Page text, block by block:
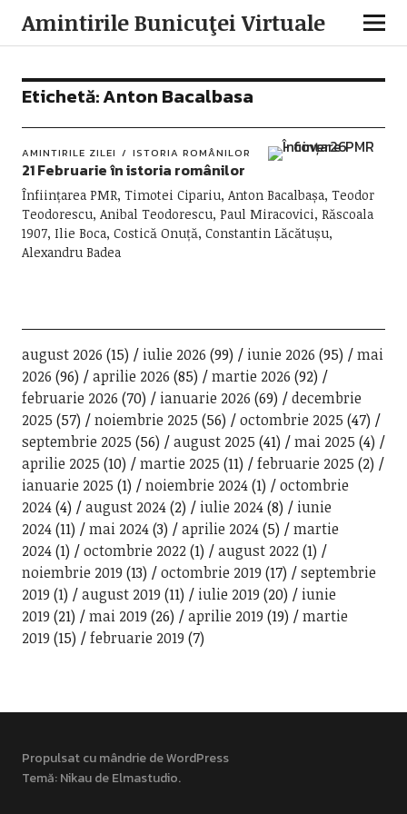
Amintirile Bunicuţei Virtuale
Etichetă:Anton Bacalbasa
AMINTIRILE ZILEI ISTORIA ROMÂNILOR
21 Februarie în istoria românilor
Înființarea PMR, Timotei Cipariu, Anton Bacalbașa, Teodor
Teodorescu, Anibal Teodorescu, Paul Miracovici, Răscoala
1907, Ilie Boca, Costică Onuță, Constantin Lăcătușu,
Alexandru Badea
august 2026 (15) iulie 2026 (99) iunie 2026 (95)
mai
2026 (96) aprilie 2026 (85) martie 2026 (92)
februarie 2026 (70) ianuarie 2026 (69)
decembrie
2025 (57) noiembrie 2025 (56) octombrie 2025 (47)
septembrie 2025 (56) august 2025 (41) mai 2025 (4)
aprilie 2025 (10) martie 2025 (11) februarie 2025 (2)
ianuarie 2025 (1) noiembrie 2024(1)
octombrie
2024(4) august 2024(2) iulie 2024(8)
iunie
2024(11) mai 2024(3) aprilie 2024(5)
martie
2024(1) octombrie 2022(1) august 2022(1)
noiembrie 2019 (13) octombrie 2019 (17)
septembrie
2019 (1) august 2019 (11) iulie 2019 (20)
iunie
2019 (21) mai 2019 (26) aprilie 2019 (19)
martie
2019 (15) februarie 2019 (7)
Propulsat cu mândrie de WordPress
Temă: Nikau deElmastudio.